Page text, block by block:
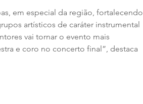
em especial da região, fortalecendo
artísticos de caráter instrumental
vai tornar o evento mais
e coro no concerto final”, destaca